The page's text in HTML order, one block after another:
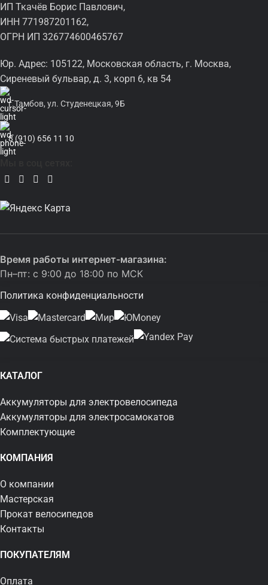
ИП Ткачёв Борис Павлович,
ИНН 771987201162,
ОГРН ИП 326774600465767
Юр. Адрес: 105122, Московская область, г. Москва,
Сиреневый бульвар, д. 3, корп 6, кв 54
г.Тамбов, ул. Студенецкая, 9Б
8 (910) 656 11 10
Время работы интернет-магазина:
Пн–пт: с 9:00 до 18:00 по МСК
Политика конфиденциальности
КАТАЛОГ
Аккумуляторы для электровелосипеда
Аккумуляторы для электросамокатов
Комплектующие
КОМПАНИЯ
О компании
Мастерская
Прокат велосипедов
Контакты
ПОКУПАТЕЛЯМ
Оплата